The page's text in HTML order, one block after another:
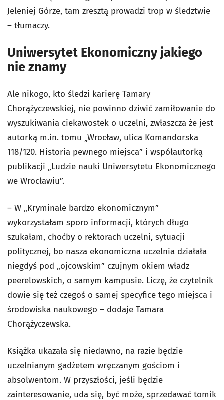
Jeleniej Górze, tam zresztą prowadzi trop w śledztwie
– tłumaczy.
Uniwersytet Ekonomiczny jakiego
nie znamy
Ale nikogo, kto śledzi karierę Tamary
Chorążyczewskiej, nie powinno dziwić zamiłowanie do
wyszukiwania ciekawostek o uczelni, zwłaszcza że jest
autorką m.in. tomu „Wrocław, ulica Komandorska
118/120. Historia pewnego miejsca” i współautorką
publikacji „Ludzie nauki Uniwersytetu Ekonomicznego
we Wrocławiu”.
– W „Kryminale bardzo ekonomicznym”
wykorzystałam sporo informacji, których długo
szukałam, choćby o rektorach uczelni, sytuacji
politycznej, bo nasza ekonomiczna uczelnia działała
niegdyś pod „ojcowskim” czujnym okiem władz
peerelowskich, o samym kampusie. Liczę, że czytelnik
dowie się też czegoś o samej specyfice tego miejsca i
środowiska naukowego – dodaje Tamara
Chorążyczewska.
Książka ukazała się niedawno, na razie będzie
uczelnianym gadżetem wręczanym gościom i
absolwentom. W przyszłości, jeśli będzie
zainteresowanie, uda się, być może, sprzedawać tomik